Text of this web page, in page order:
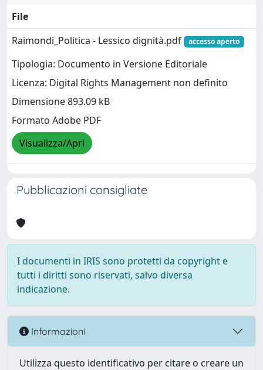
File
Raimondi_Politica - Lessico dignità.pdf
accesso aperto
Tipologia: Documento in Versione Editoriale
Licenza: Digital Rights Management non definito
Dimensione 893.09 kB
Formato Adobe PDF
Visualizza/Apri
Pubblicazioni consigliate
I documenti in IRIS sono protetti da copyright e
tutti i diritti sono riservati, salvo diversa
indicazione.
Informazioni
Utilizza questo identificativo per citare o creare un